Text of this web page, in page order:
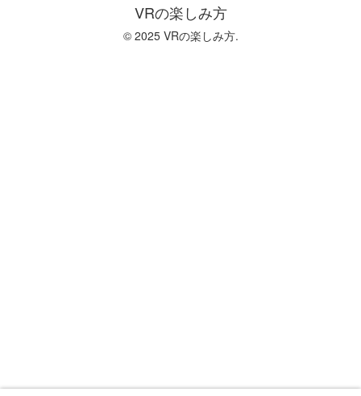
VRの楽しみ方
© 2025 VRの楽しみ方.